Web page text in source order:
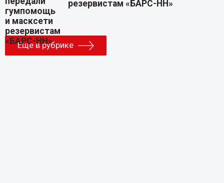
резервистам «БАРС-НН»
Еще в рубрике